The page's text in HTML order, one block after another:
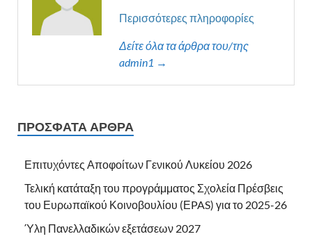
Περισσότερες πληροφορίες
Δείτε όλα τα άρθρα του/της
admin1 →
ΠΡΌΣΦΑΤΑ ΆΡΘΡΑ
Επιτυχόντες Αποφοίτων Γενικού Λυκείου 2026
Τελική κατάταξη του προγράμματος Σχολεία Πρέσβεις
του Ευρωπαϊκού Κοινοβουλίου (ΕPAS) για το 2025-26
Ύλη Πανελλαδικών εξετάσεων 2027